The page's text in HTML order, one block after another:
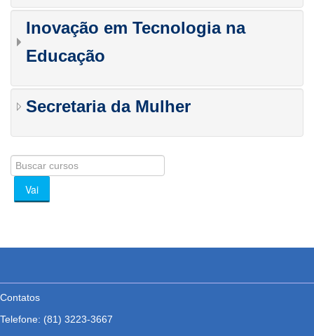
Inovação em Tecnologia na
Educação
Secretaria da Mulher
Buscar
cursos
Vai
Contatos
Telefone: (81) 3223-3667